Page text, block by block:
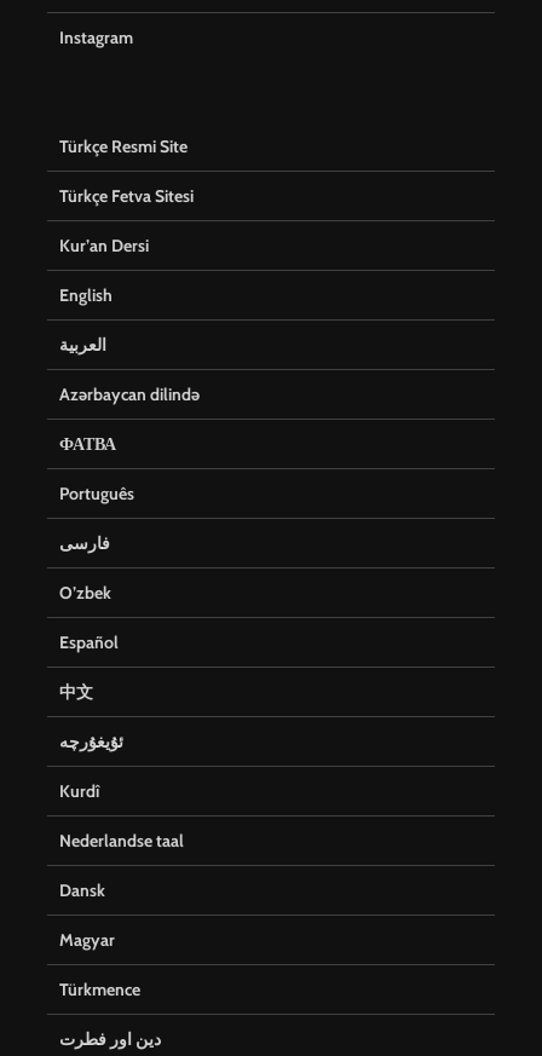
Instagram
Türkçe Resmi Site
Türkçe Fetva Sitesi
Kur’an Dersi
English
العربية
Azərbaycan dilində
ФАТВА
Português
فارسی
O’zbek
Español
中文
ئۇيغۇرچە
Kurdî
Nederlandse taal
Dansk
Magyar
Türkmence
دین اور فطرت